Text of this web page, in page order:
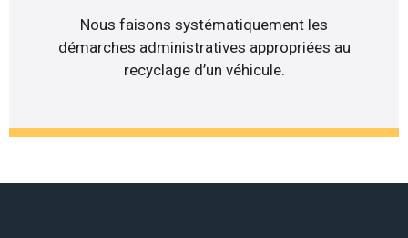
Nous faisons systématiquement les
démarches administratives appropriées au
recyclage d’un véhicule.